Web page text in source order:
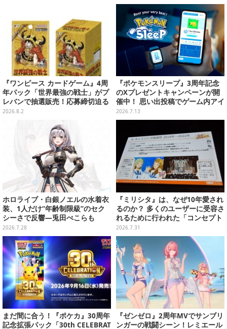
『ワンピース カードゲーム』4周
年パック「世界最強の戦士」がプ
レバンで抽選販売！応募締切迫る
2026.8.2
『ポケモンスリープ』3周年記念
のXプレゼントキャンペーンが開
催中！ 思い出投稿でゲーム内アイ
テムやグッズが当たる
2026.7.13
ホロライブ・白銀ノエルの水着衣
装、1人だけ“年齢制限級”のセク
シーさで反響―兎田ぺこらも
「こ、こんなことが許されていい
のか？」と興奮隠せず
2026.7.28
『ミリシタ』は、なぜ10年愛され
るのか？ 多くのユーザーに受容さ
れるために行われた「コンセプト
開発」とニーズを満たすための思
考回路【CEDEC2026】
2026.7.31
まだ間に合う！『ポケカ』30周年
記念拡張パック「30th CELEBRAT
『ゼンゼロ』2周年MVでサンブリ
ンガーの戦闘シーン！レミエール